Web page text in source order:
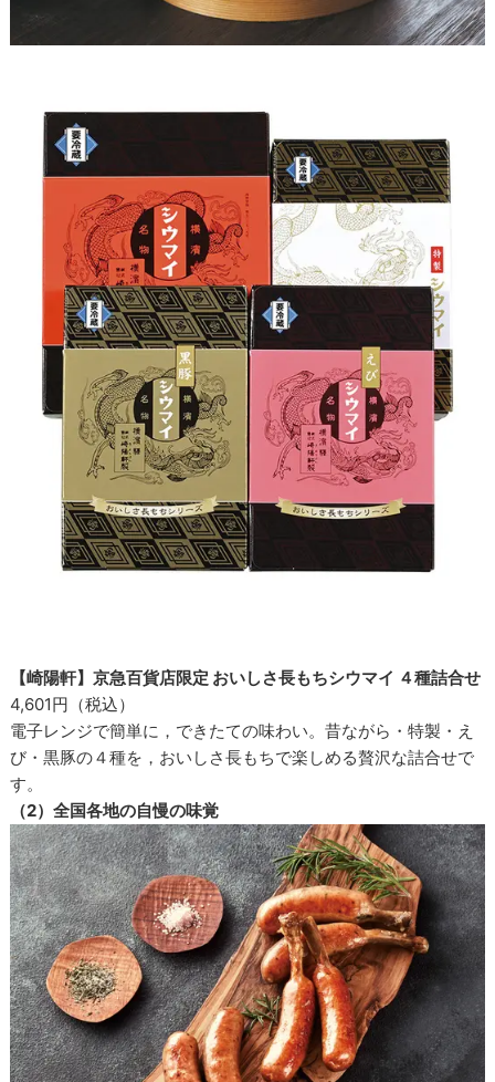
【崎陽軒】京急百貨店限定 おいしさ長もちシウマイ ４種詰合せ
4,601円（税込）
電子レンジで簡単に，できたての味わい。昔ながら・特製・え
び・黒豚の４種を，おいしさ長もちで楽しめる贅沢な詰合せで
す。
（2）全国各地の自慢の味覚